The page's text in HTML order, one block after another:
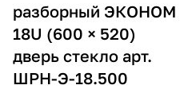
разборный ЭКОНОМ
18U (600 × 520)
дверь стекло арт.
ШРН-Э-18.500